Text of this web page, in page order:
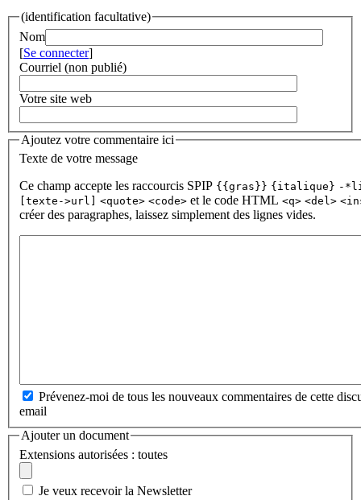
(identification facultative)
Nom
[Se connecter]
Courriel (non publié)
Votre site web
Ajoutez votre commentaire ici
Texte de votre message
Ce champ accepte les raccourcis SPIP {{gras}} {italique} -
[texte->url]
<quote> <code> et le code HTML <q> <del>
créer des paragraphes, laissez simplement des lignes vides.
Prévenez-moi de tous les nouveaux commentaires de cette
email
Ajouter un document
Extensions autorisées : toutes
Je veux recevoir la Newsletter